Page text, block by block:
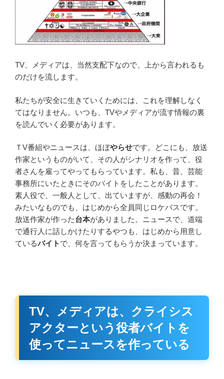
TV、メディアは、当然支配下なので、上から言われるも
のだけを流します。
私たちが安全に生きていくためには、これを理解しなく
てはなりません。いつも、TVやメディアが流す情報の裏
を読んでいく必要があります。
ＴV番組やニュースは、ほぼやらせです。どこにも、放送
作家というものがいて、その人がシナリオを作って、役
者さんを雇ってやってもらっています。私も、昔、芸能
事務所にいたときにそのバイトをしたことがあります。
素人役で、一般人として、出ていますが、感動の再会！
みたいなものでも、はじめから全員同じロケバスです。
放送作家が作った台本がありました。ニュースで、道端
で通行人に話しかけたりするやつも、はじめから用意し
ているバイト で、何を言ってもらうか決まっています。
TV、メディアは、クライシス
アクターという役者バイトを
使ってニュースを作っている